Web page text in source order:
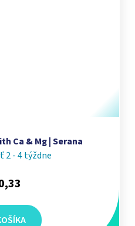
Ca & Mg | Serana
2 - 4 týždne